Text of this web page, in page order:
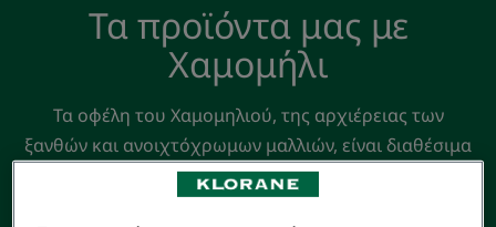
Τα προϊόντα μας με
Χαμομήλι
Τα οφέλη του Χαμομηλιού, της αρχιέρειας των
ξανθών και ανοιχτόχρωμων μαλλιών, είναι διαθέσιμα
σε μια πλήρη σειρά προϊόντων λάμψης για τα μαλλιά.
Φτάνει για να φέρει λίγη ηλιοφάνεια στη ζωή σας,